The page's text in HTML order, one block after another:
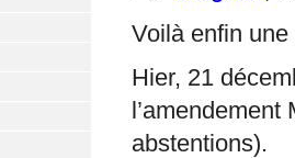
Voilà enfin une
Hier, 21
abstentions).